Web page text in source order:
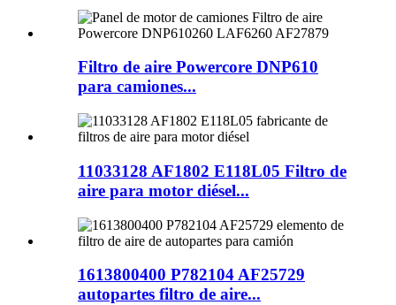
Filtro de aire Powercore DNP610
para camiones...
11033128 AF1802 E118L05 Filtro de
aire para motor diésel...
1613800400 P782104 AF25729
autopartes filtro de aire...